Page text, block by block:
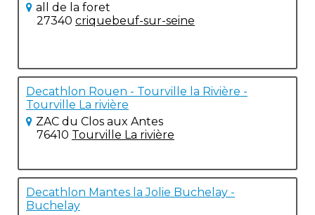
all de la foret
27340 criquebeuf-sur-seine
Decathlon Rouen - Tourville la Rivière -
Tourville La rivière
ZAC du Clos aux Antes
76410 Tourville La rivière
Decathlon Mantes la Jolie Buchelay -
Buchelay